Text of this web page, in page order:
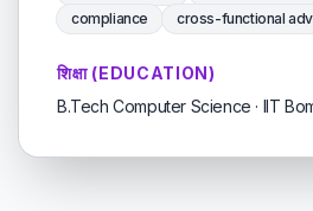
compliance
cross-functional
शिक्षा (EDUCATION)
B.Tech Computer Science · IIT